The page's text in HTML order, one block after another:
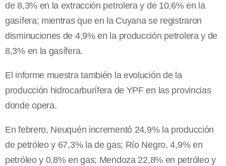
de 8,3% en la extracción petrolera y de 10,6% en la
gasífera; mientras que en la Cuyana se registraron
disminuciones de 4,9% en la producción petrolera y de
8,3% en la gasífera.
El informe muestra también la evolución de la
producción hidrocarburífera de YPF en las provincias
donde opera.
En febrero, Neuquén incrementó 24,9% la producción
de petróleo y 67,3% la de gas; Río Negro, 4,9% en
petróleo y 0,8% en gas; Mendoza 22,8% en petróleo y